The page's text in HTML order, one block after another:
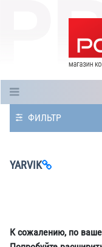
ФИЛЬТР
YARVIK
К сожалению, по